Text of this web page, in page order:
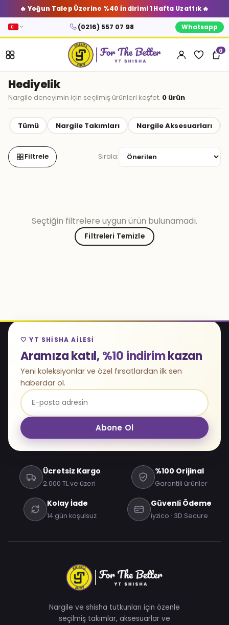
🔥 Yoğun Talep Üzerine %40 İndirimi 1 Hafta Uzattık 🔥
(0216) 557 07 98 Whatsapp
0
Hediyelik
Nargile deneyimin için seçilmiş ürünleri keşfet. 0 ürün
Tümü Nargile Takımları Nargile Aksesuarları
Filtrele Sırala:
Seçtiğin filtrelere uygun ürün bulunamadı.
Filtreleri Temizle
🤍 YT SHISHA AILESI
Aramıza katıl,%10 indirimkazan
Yeni koleksiyonlar ve özel fırsatlardan ilk sen
haberdar ol.
Abone Ol
Ücretsiz Kargo
2.000 TL ve üzeri
%100 Orijinal
Garantili ürünler
Kolay İade
14 gün koşulsuz
Güvenli Ödeme
iyzico · 3D Secure
Nargile ve shisha tutkunları için özenle
seçilmiş takımlar, aksesuarlar ve